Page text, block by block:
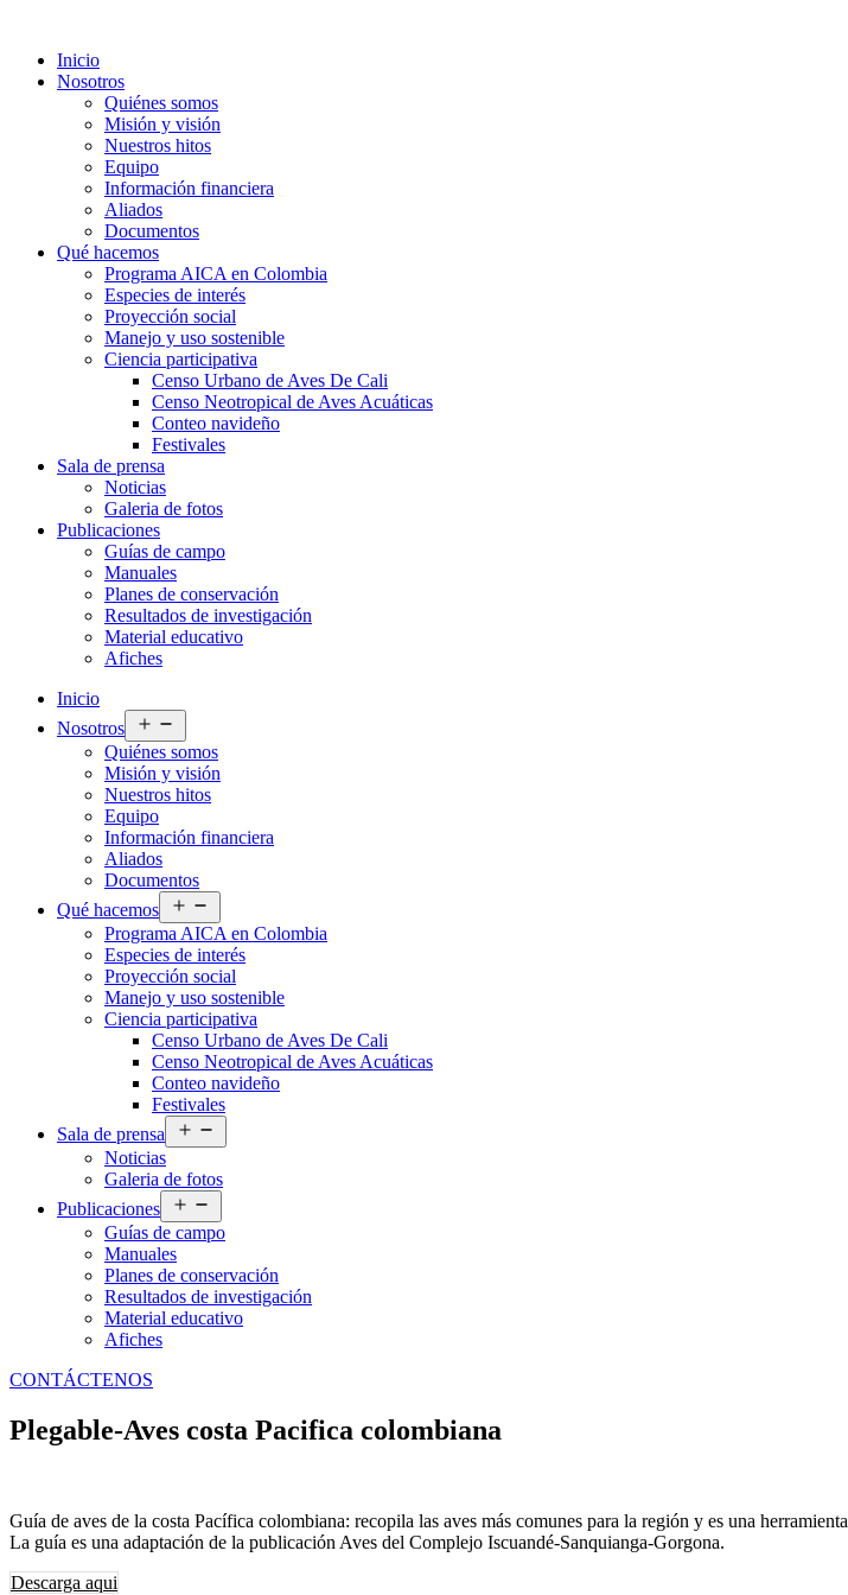
Inicio
Nosotros
Quiénes somos
Misión y visión
Nuestros hitos
Equipo
Información financiera
Aliados
Documentos
Qué hacemos
Programa AICA en Colombia
Especies de interés
Proyección social
Manejo y uso sostenible
Ciencia participativa
Censo Urbano de Aves De Cali
Censo Neotropical de Aves Acuáticas
Conteo navideño
Festivales
Sala de prensa
Noticias
Galeria de fotos
Publicaciones
Guías de campo
Manuales
Planes de conservación
Resultados de investigación
Material educativo
Afiches
Inicio
Nosotros
el
menú
Quiénes somos
Misión y visión
Nuestros hitos
Equipo
Información financiera
Aliados
Documentos
Qué hacemos
el
menú
Programa AICA en Colombia
Especies de interés
Proyección social
Manejo y uso sostenible
Ciencia participativa
Censo Urbano de Aves De Cali
Censo Neotropical de Aves Acuáticas
Conteo navideño
Festivales
Sala de prensa
el
Noticias
Galeria de fotos
Publicaciones
el
menú
Guías de campo
Manuales
Planes de conservación
Resultados de investigación
Material educativo
Afiches
CONTÁCTENOS
Plegable-Aves costa Pacifica colombiana
Guía de aves de la costa Pacífica colombiana: recopila las aves más comunes para la región y es una
La guía es una adaptación de la publicación Aves del Complejo Iscuandé-Sanquianga-Gorgona.
Descarga aqui